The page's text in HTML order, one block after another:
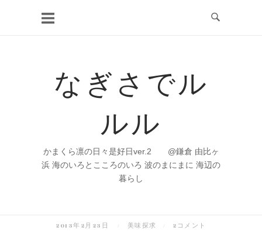
なぎさでル
ルル
かまくら凛の日々是好日ver.2 @鎌倉 由比ヶ
浜 海のいろとこころのいろ 波のまにまに 海辺の
暮らし
2013年2月23日 美味探求 2コメント